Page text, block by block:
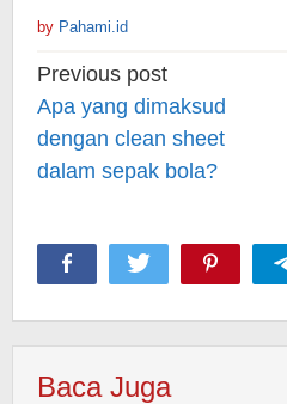
by Pahami.id
Post
navigation
Previous post
Apa yang dimaksud
dengan clean sheet
dalam sepak bola?
Baca Juga